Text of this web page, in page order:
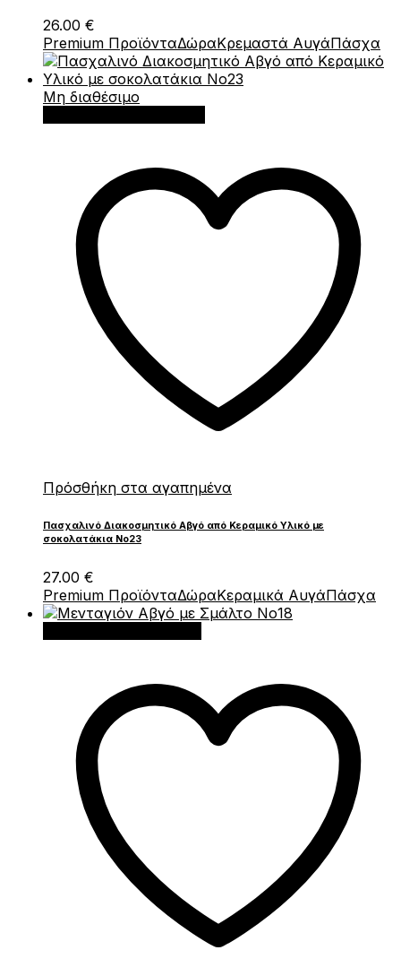
26.00 €
Premium ΠροϊόνταΔώραΚρεμαστά ΑυγάΠάσχα
Μη διαθέσιμο
Πρόσθήκη στα αγαπημένα
Πασχαλινό Διακοσμητικό Αβγό από Κεραμικό Υλικό με
σοκολατάκια Νο23
27.00 €
Premium ΠροϊόνταΔώραΚεραμικά ΑυγάΠάσχα